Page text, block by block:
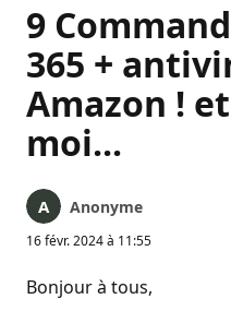
9
365 +
Amazon !
moi...
Anonyme
16 févr. 2024 à 11:55
Bonjour à tous,